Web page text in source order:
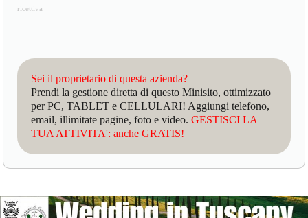
ricettiva
Sei il proprietario di questa azienda?
Prendi la gestione diretta di questo Minisito, ottimizzato
per PC, TABLET e CELLULARI! Aggiungi telefono,
email, illimitate pagine, foto e video.GESTISCI LA
TUA ATTIVITA': anche GRATIS!